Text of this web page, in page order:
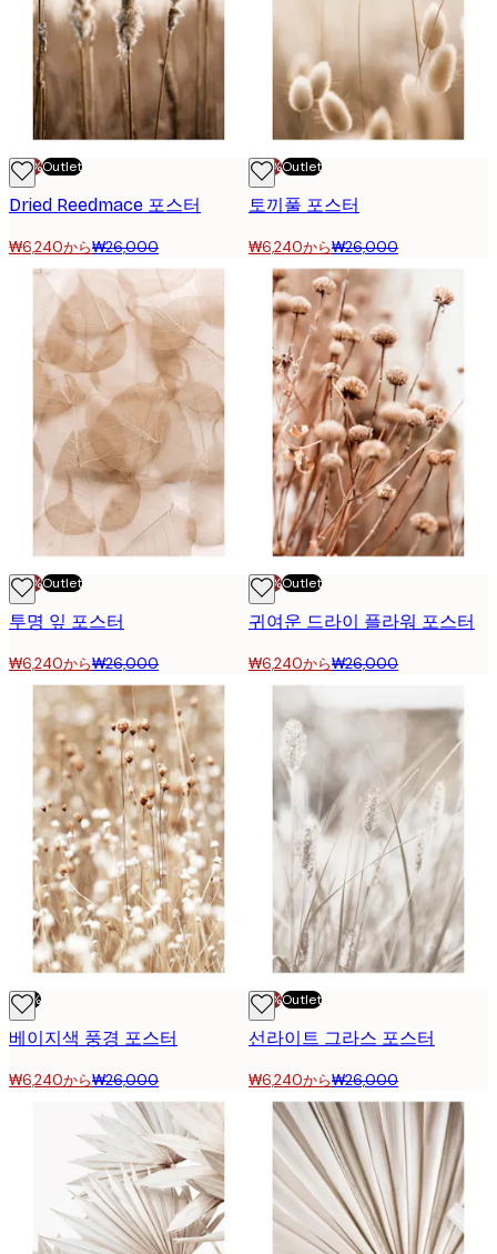
-70%Outlet
Dried Reedmace 포스터
₩6,240から₩26,000
-70%Outlet
토끼풀 포스터
₩6,240から₩26,000
-70%Outlet
투명 잎 포스터
₩6,240から₩26,000
-70%Outlet
귀여운 드라이 플라워 포스터
₩6,240から₩26,000
-76%
베이지색 풍경 포스터
₩6,240から₩26,000
-70%Outlet
선라이트 그라스 포스터
₩6,240から₩26,000